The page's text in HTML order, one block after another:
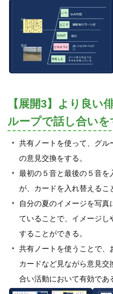
【展開3】より良い
ループで話し合いを
共有ノートを使って、グル
の意見交換をする。
最初の５音と最後の５音を
が、カードを入れ替える
自分の夏のイメージを写
ていることで、イメージし
することができる。
共有ノートを使うことで、
カードなど見ながら意見
合い活動において有効であ